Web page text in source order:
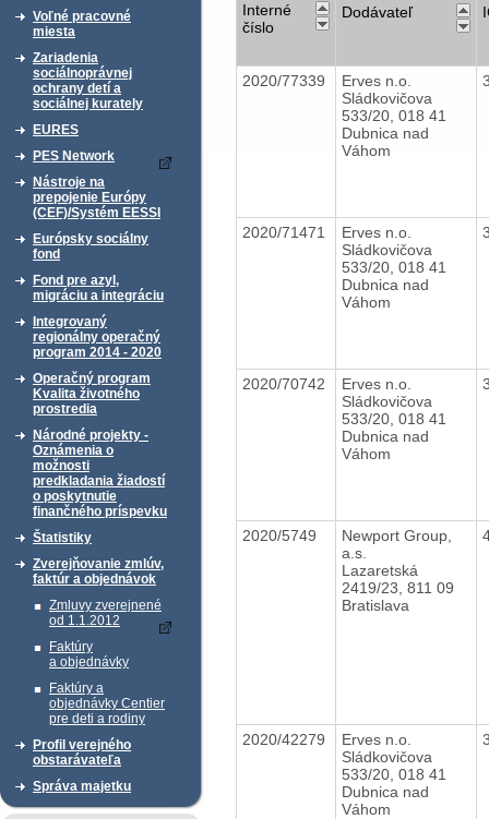
Voľné pracovné
miesta
Zariadenia
sociálnoprávnej
ochrany detí a
sociálnej kurately
EURES
PES Network
Nástroje na
prepojenie Európy
(CEF)/Systém EESSI
Európsky sociálny
fond
Fond pre azyl,
migráciu a integráciu
Integrovaný
regionálny operačný
program 2014 - 2020
Operačný program
Kvalita životného
prostredia
Národné projekty -
Oznámenia o
možnosti
predkladania žiadostí
o poskytnutie
finančného príspevku
Štatistiky
Zverejňovanie zmlúv,
faktúr a objednávok
Zmluvy zverejnené
od 1.1.2012
Faktúry
a objednávky
Faktúry a
objednávky Centier
pre deti a rodiny
Profil verejného
obstarávateľa
Správa majetku
Interné
číslo
Dodávateľ
2020/77339
Erves n.o.
Sládkovičova
533/20, 018 41
Dubnica nad
Váhom
2020/71471
Erves n.o.
Sládkovičova
533/20, 018 41
Dubnica nad
Váhom
2020/70742
Erves n.o.
Sládkovičova
533/20, 018 41
Dubnica nad
Váhom
2020/5749
Newport Group,
a.s.
Lazaretská
2419/23, 811 09
Bratislava
2020/42279
Erves n.o.
Sládkovičova
533/20, 018 41
Dubnica nad
Váhom